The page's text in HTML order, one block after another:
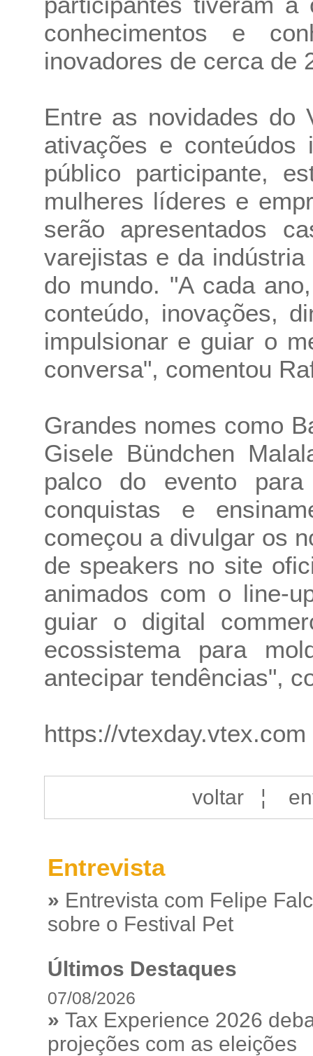
conhecimentos e
inovadores de cerca de
Entre as novidades do
ativações e
público participante,
mulheres líderes e
serão apresentados
varejistas e da
do mundo. "A cada
conteúdo, inovações,
impulsionar e guiar o
conversa", comentou
Grandes nomes como
Gisele Bündchen
palco do evento para
conquistas e
começou a divulgar os
de speakers no site
animados com o line-
guiar o digital
ecossistema para
antecipar tendências",
https://vtexday.vtex.com
voltar¦
Entrevista
» Entrevista com Felipe
sobre o Festival Pet
Últimos Destaques
07/08/2026
» Tax Experience 2026
projeções com as eleições